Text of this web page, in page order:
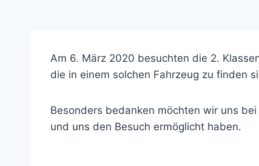
Am 6. März 2020 besuchten die 2.
die in einem solchen Fahrzeug zu finden
Besonders bedanken möchten wir uns
und uns den Besuch ermöglicht haben.